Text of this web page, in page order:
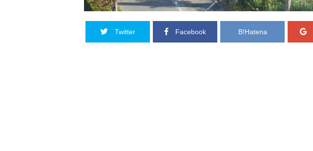
Twitter Facebook B!Hatena